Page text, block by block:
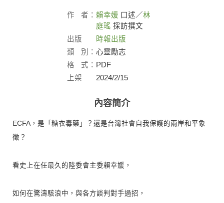
作 者： 賴幸媛 口述／林
庭瑤 採訪撰文
出版
社：
時報出版
類
別： 心靈勵志
格
式： PDF
上架
2024/2/15
內容簡介
ECFA，是「糖衣毒藥」？還是台灣社會自我保護的兩岸和平象
徵？
看史上在任最久的陸委會主委賴幸媛，
如何在驚濤駭浪中，與各方談判對手過招，